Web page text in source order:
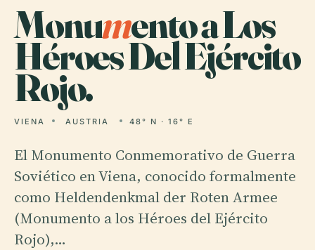
Monumento a Los
Héroes Del Ejército
Rojo.
VIENA AUSTRIA 48° N · 16° E
El Monumento Conmemorativo de Guerra
Soviético en Viena, conocido formalmente
como Heldendenkmal der Roten Armee
(Monumento a los Héroes del Ejército
Rojo),…